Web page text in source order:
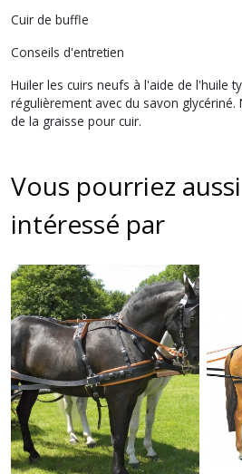
Cuir de buffle
Conseils d'entretien
Huiler les cuirs neufs à l'aide de l'huile
régulièrement avec du savon
de la graisse pour cuir.
Vous pourriez
intéressé par